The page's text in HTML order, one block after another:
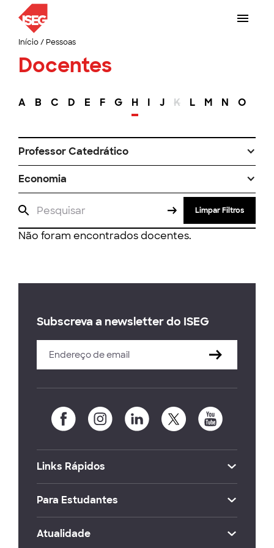
Início/ Pessoas
Docentes
A B C D E F G H I J K L M N O
Professor Catedrático
Economia
Limpar Filtros
Não foram encontrados docentes.
Subscreva a newsletter do ISEG
Links Rápidos
Para Estudantes
Atualidade